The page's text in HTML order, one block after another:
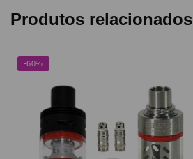
Produtos relacionados
-60%